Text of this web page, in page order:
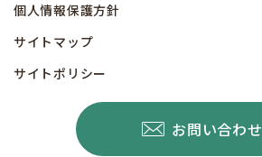
個人情報保護方針
サイトマップ
サイトポリシー
お問い合わせ